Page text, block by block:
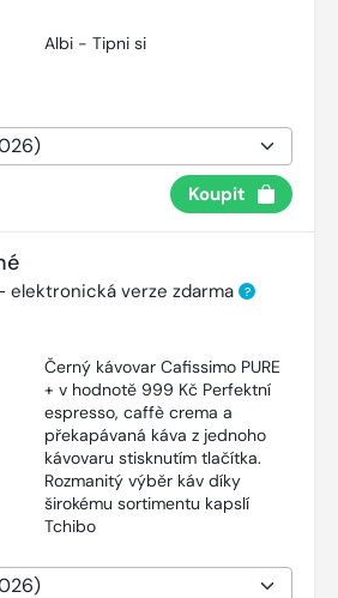
Albi - Tipni si
Koupit
elektronická verze zdarma ?
Černý kávovar Cafissimo PURE
+ v hodnotě 999 Kč Perfektní
espresso, caffè crema a
překapávaná káva z jednoho
kávovaru stisknutím tlačítka.
Rozmanitý výběr káv díky
širokému sortimentu kapslí
Tchibo